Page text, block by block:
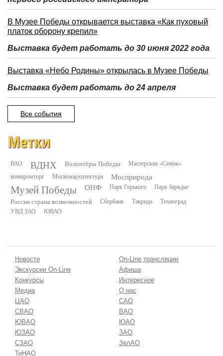
В Музее Победы открывается выставка «Как пуховый
платок оборону крепил»
Выставка будет работать до 30 июня 2022 года
Выставка «Небо Родины» открылась в Музее Победы
Выставка будет работать до 24 апреля
Все события
Метки
ВАО ВДНХ Волонтёры Победы
Мастерская «Сенеж»
минпромторг
Москомархитектура Мосприрода
Музей Победы ОНФ Парк Горького Парк Зарядье
Россия страна возможностей Сбербанк Таврида
Техноград
УВД ЗАО
ЮВАО
Новости
On-Line трансляции
Экскурсии On-Line
Афиша
Конкурсы
Интересное
Медиа
О нас
ЦАО
САО
СВАО
ВАО
ЮВАО
ЮАО
ЮЗАО
ЗАО
СЗАО
ЗелАО
ТиНАО